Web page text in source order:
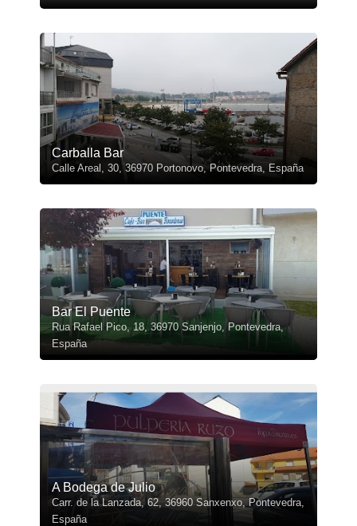
Carballa Bar
Calle Areal, 30, 36970 Portonovo, Pontevedra, España
Bar El Puente
Rua Rafael Pico, 18, 36970 Sanjenjo, Pontevedra,
España
A Bodega de Julio
Carr. de la Lanzada, 62, 36960 Sanxenxo, Pontevedra,
España